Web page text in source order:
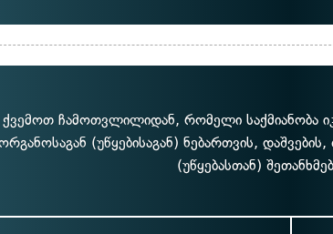
ქვემოთ ჩამოთვლილიდან, რომელი საქმიანობა
(უწყებისაგან) ნებართვის,
(უწყებასთან)